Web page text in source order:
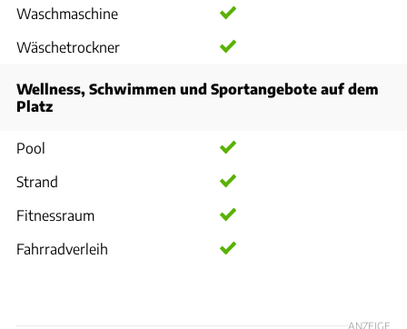
Waschmaschine
Wäschetrockner
Wellness, Schwimmen und Sportangebote auf dem
Platz
Pool
Strand
Fitnessraum
Fahrradverleih
ANZEIGE